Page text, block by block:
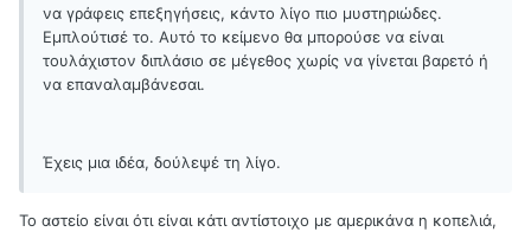
να γράφεις επεξηγήσεις, κάντο λίγο πιο μυστηριώδες.
Εμπλούτισέ το. Αυτό το κείμενο θα μπορούσε να είναι
τουλάχιστον διπλάσιο σε μέγεθος χωρίς να γίνεται βαρετό ή
να επαναλαμβάνεσαι.
Έχεις μια ιδέα, δούλεψέ τη λίγο.
To αστείο είναι ότι είναι κάτι αντίστοιχο με αμερικάνα η κοπελιά,